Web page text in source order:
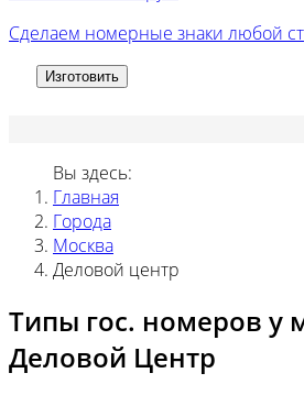
Сделаем номерные знаки любой
Изготовить
Вы здесь:
Главная
Города
Москва
Деловой центр
Типы гос. номеров у
Деловой Центр